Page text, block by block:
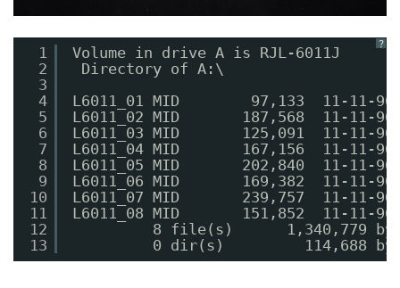
？
1
2
3
4
5
6
7
8
9
10
11
12
13
Volume in drive A is RJL-6011J
Directory of A:\
L6011_01 MID        97,133  11-
L6011_02 MID       187,568  11-11-
L6011_03 MID       125,091  11-
L6011_04 MID       167,156  11-11-
L6011_05 MID       202,840  11-11-
L6011_06 MID       169,382  11-11-
L6011_07 MID       239,757  11-11-
L6011_08 MID       151,852  11-11-
8 file(s)      1,340,779
0 dir(s)         114,688